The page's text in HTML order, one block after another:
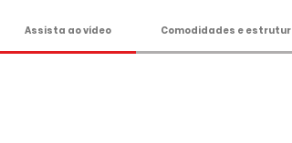
Agende sua visita
Assista ao vídeo Comodidades e estrutura